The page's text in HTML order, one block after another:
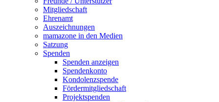
Mitgliedschaft
Ehrenamt
Auszeichnungen
mamazone in den Medien
Satzung
Spenden
Spenden anzeigen
Spendenkonto
Kondolenzspende
Fördermitgliedschaft
Projektspenden